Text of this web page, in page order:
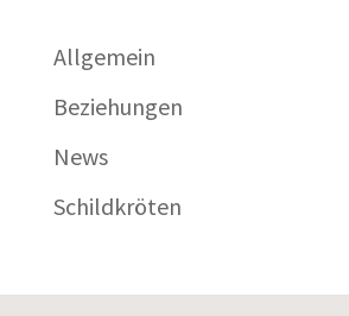
Allgemein
Beziehungen
News
Schildkröten